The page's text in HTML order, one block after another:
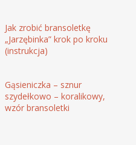
Jak zrobić bransoletkę
„Jarzębinka” krok po kroku
(instrukcja)
Gąsieniczka – sznur
szydełkowo – koralikowy,
wzór bransoletki